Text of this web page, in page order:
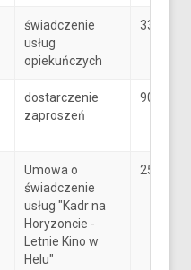
świadczenie
usług
opiekuńczych
33
dostarczenie
zaproszeń
900
Umowa o
świadczenie
usług "Kadr na
Horyzoncie -
Letnie Kino w
Helu"
25600